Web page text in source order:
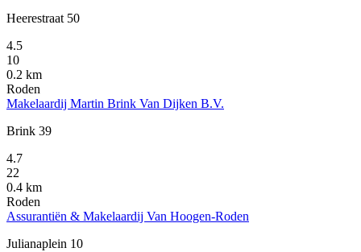
Heerestraat 50
4.5
10
0.2 km
Roden
Makelaardij Martin Brink Van Dijken B.V.
Brink 39
4.7
22
0.4 km
Roden
Assurantiën & Makelaardij Van Hoogen-Roden
Julianaplein 10